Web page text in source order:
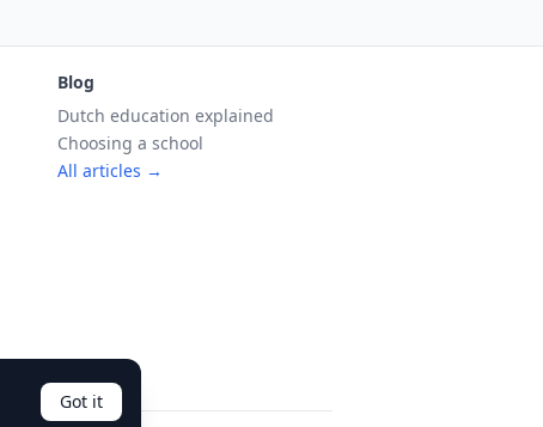
Blog
Dutch education explained
Choosing a school
All articles →
Got it